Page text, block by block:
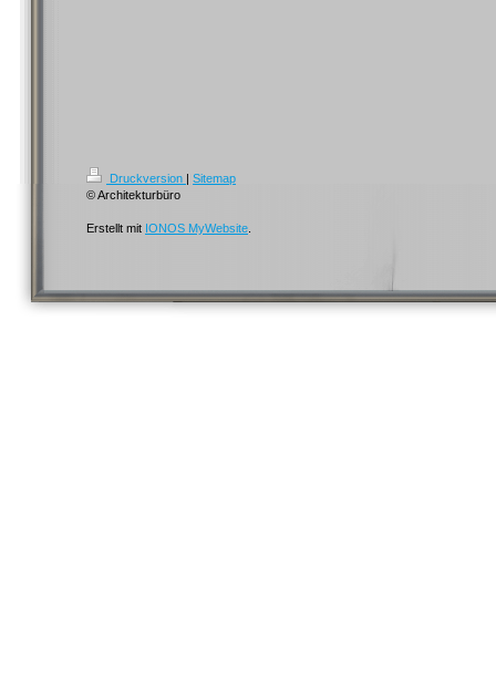
Druckversion | Sitemap
© Architekturbüro
Erstellt mit IONOS MyWebsite